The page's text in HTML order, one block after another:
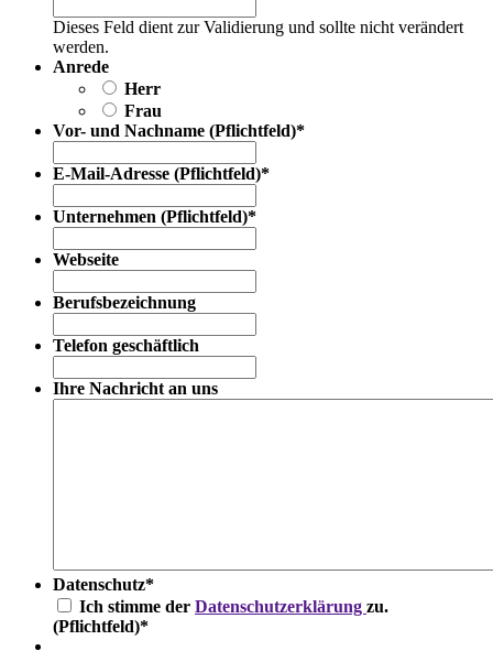
Dieses Feld dient zur Validierung und sollte nicht verändert
werden.
Anrede
Herr
Frau
Vor- und Nachname (Pflichtfeld)*
E-Mail-Adresse (Pflichtfeld)*
Unternehmen (Pflichtfeld)*
Webseite
Berufsbezeichnung
Telefon geschäftlich
Ihre Nachricht an uns
Datenschutz*
Ich stimme der Datenschutzerklärung zu.
(Pflichtfeld)*